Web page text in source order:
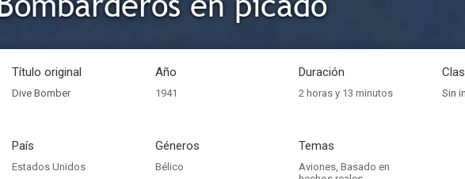
Título original
Dive Bomber
Año
1941
Duración
2 horas y 13 minutos Sin
País
Estados Unidos
Géneros
Bélico
Temas
Aviones, Basado en